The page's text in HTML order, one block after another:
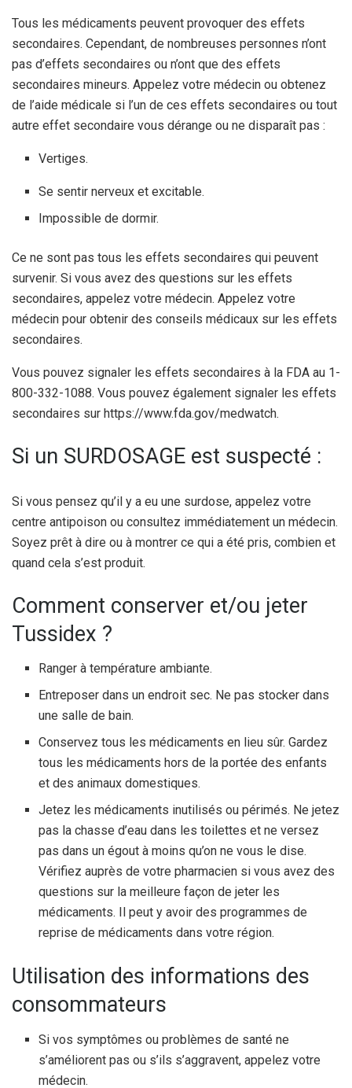
Tous les médicaments peuvent provoquer des effets
secondaires. Cependant, de nombreuses personnes n’ont
pas d’effets secondaires ou n’ont que des effets
secondaires mineurs. Appelez votre médecin ou obtenez
de l’aide médicale si l’un de ces effets secondaires ou tout
autre effet secondaire vous dérange ou ne disparaît pas :
Vertiges.
Se sentir nerveux et excitable.
Impossible de dormir.
Ce ne sont pas tous les effets secondaires qui peuvent
survenir. Si vous avez des questions sur les effets
secondaires, appelez votre médecin. Appelez votre
médecin pour obtenir des conseils médicaux sur les effets
secondaires.
Vous pouvez signaler les effets secondaires à la FDA au 1-
800-332-1088. Vous pouvez également signaler les effets
secondaires sur https://www.fda.gov/medwatch.
Si un SURDOSAGE est suspecté :
Si vous pensez qu’il y a eu une surdose, appelez votre
centre antipoison ou consultez immédiatement un médecin.
Soyez prêt à dire ou à montrer ce qui a été pris, combien et
quand cela s’est produit.
Comment conserver et/ou jeter
Tussidex ?
Ranger à température ambiante.
Entreposer dans un endroit sec. Ne pas stocker dans
une salle de bain.
Conservez tous les médicaments en lieu sûr. Gardez
tous les médicaments hors de la portée des enfants
et des animaux domestiques.
Jetez les médicaments inutilisés ou périmés. Ne jetez
pas la chasse d’eau dans les toilettes et ne versez
pas dans un égout à moins qu’on ne vous le dise.
Vérifiez auprès de votre pharmacien si vous avez des
questions sur la meilleure façon de jeter les
médicaments. Il peut y avoir des programmes de
reprise de médicaments dans votre région.
Utilisation des informations des
consommateurs
Si vos symptômes ou problèmes de santé ne
s’améliorent pas ou s’ils s’aggravent, appelez votre
médecin.